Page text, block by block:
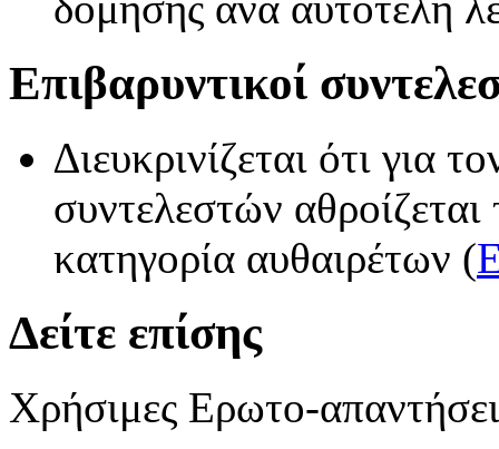
Επιβαρυντικοί
∆ιευκρινίζεται ότι για
συντελεστών
κατηγορία αυθαιρέτων (
Δείτε επίσης
Χρήσιμες Ερωτο-